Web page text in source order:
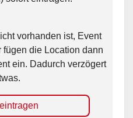
vorhanden ist, Event
fügen die Location dann
ein. Dadurch verzögert